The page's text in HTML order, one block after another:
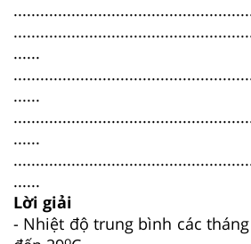
......
......
......
......
Lời giải
- Nhiệt độ trung bình các